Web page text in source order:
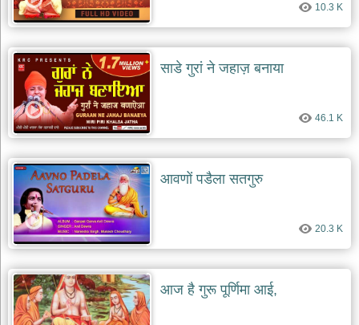
देश
भक्ति
भजन
patriotic
bhajans
खाटू
श्याम
khatu
shaym
bhajans
रानी
सती
दादी
rani
sati
dadi
bhajans
10.3 K
साडे गुरां ने जहाज़ बनाया
46.1 K
आवणों पडैला सतगुरु
20.3 K
आज है गुरू पूर्णिमा आई,